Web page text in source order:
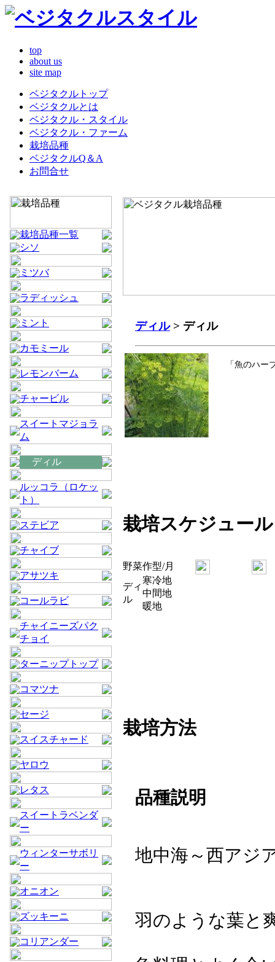
top
about us
site map
ベジタクルトップ
ベジタクルとは
ベジタクル・スタイル
ベジタクル・ファーム
栽培品種
ベジタクルQ＆A
お問合せ
栽培品種一覧
シソ
ミツバ
ラディッシュ
ミント
カモミール
レモンバーム
チャービル
スイートマジョラ
ム
ディル
ルッコラ（ロケッ
ト）
ステビア
チャイブ
アサツキ
コールラビ
チャイニーズパク
チョイ
ターニップトップ
コマツナ
セージ
スイスチャード
ヤロウ
レタス
スイートラベンダ
ー
ウィンターサボリ
ー
オニオン
ズッキーニ
コリアンダー
ディル> ディル
「魚のハー
栽培スケジュール
野菜作型/月
ディ
ル
寒冷地
中間地
暖地
栽培方法
品種説明
地中海～西アジ
羽のような葉と